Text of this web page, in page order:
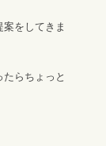
をしてきま
らちょっと